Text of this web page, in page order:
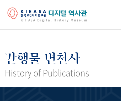
걸어온 길 기관 변천사
간행물 변천사
History of Publications